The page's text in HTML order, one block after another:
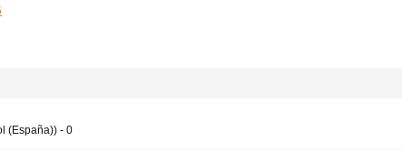
(España)) - 0